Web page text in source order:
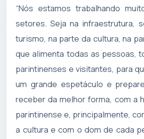
“Nós estamos trabalhando
setores. Seja na infraestrutura,
turismo, na parte da cultura, na
que alimenta todas as pessoas,
parintinenses e visitantes, para
um grande espetáculo e
receber da melhor forma, com a
parintinense e, principalmente,
a cultura e com o dom de cada